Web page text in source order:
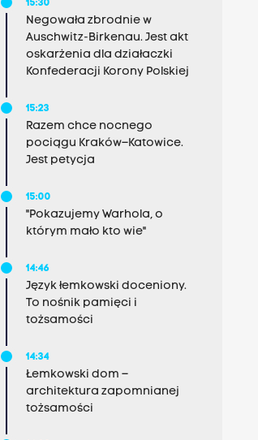
15:30
Negowała zbrodnie w
Auschwitz-Birkenau. Jest akt
oskarżenia dla działaczki
Konfederacji Korony Polskiej
15:23
Razem chce nocnego
pociągu Kraków–Katowice.
Jest petycja
15:00
"Pokazujemy Warhola, o
którym mało kto wie"
14:46
Język łemkowski doceniony.
To nośnik pamięci i
tożsamości
14:34
Łemkowski dom –
architektura zapomnianej
tożsamości